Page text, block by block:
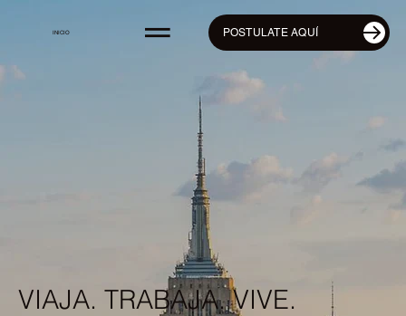
INICIO POSTULATE AQUÍ
VIAJA. TRABAJA. VIVE.